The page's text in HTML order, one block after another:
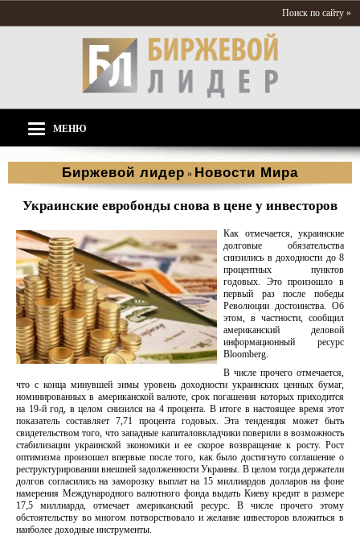
Поиск по сайту »
МЕНЮ
Биржевой лидер » Новости Мира
Украинские евробонды снова в цене у инвесторов
Как отмечается, украинские
долговые обязательства
снизились в доходности до 8
процентных пунктов
годовых. Это произошло в
первый раз после победы
Революции достоинства. Об
этом, в частности, сообщил
американский деловой
информационный ресурс
Bloomberg. ​
В числе прочего отмечается,
что с конца минувшей зимы уровень доходности украинских ценных бумаг,
номинированных в американской валюте, срок погашения которых приходится
на 19-й год, в целом снизился на 4 процента. В итоге в настоящее время этот
показатель составляет 7,71 процента годовых. Эта тенденция может быть
свидетельством того, что западные капиталовкладчики поверили в возможность
стабилизации украинской экономики и ее скорое возвращение к росту. Рост
оптимизма произошел впервые после того, как было достигнуто соглашение о
реструктурировании внешней задолженности Украины. В целом тогда держатели
долгов согласились на заморозку выплат на 15 миллиардов долларов на фоне
намерения Международного валютного фонда выдать Киеву кредит в размере
17,5 миллиарда, отмечает американский ресурс. В числе прочего этому
обстоятельству во многом потворствовало и желание инвесторов вложиться в
наиболее доходные инструменты.